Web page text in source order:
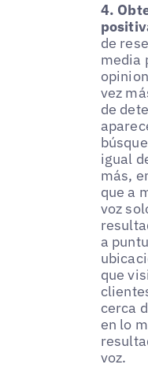
4.
de
media
vez
de
igual
más,
que a
voz
a
que
cerca
en lo
voz.